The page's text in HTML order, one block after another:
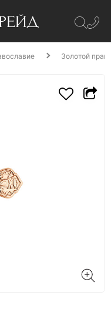
Золотой